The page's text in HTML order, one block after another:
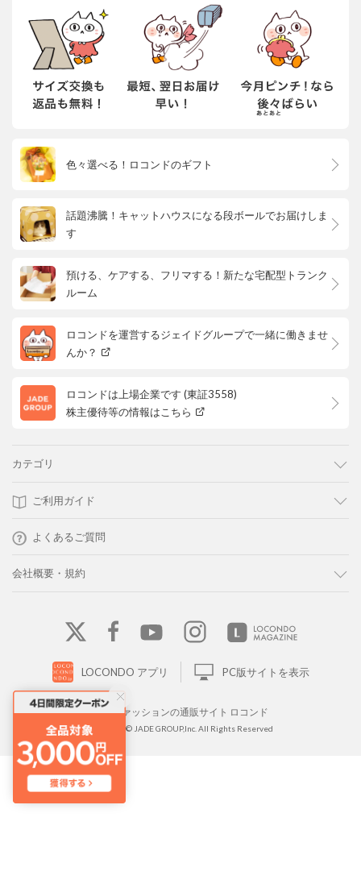
色々選べる！ロコンドのギフト
話題沸騰！キャットハウスになる段ボールでお届けしま
す
預ける、ケアする、フリマする！新たな宅配型トランク
ルーム
ロコンドを運営するジェイドグループで一緒に働きませ
んか？
ロコンドは上場企業です (東証3558)
株主優待等の情報はこちら
カテゴリ
ご利用ガイド
よくあるご質問
会社概要・規約
LOCONDO アプリ PC版サイトを表示
靴とファッションの通販サイト ロコンド
Copyright © JADE GROUP,Inc. All Rights Reserved